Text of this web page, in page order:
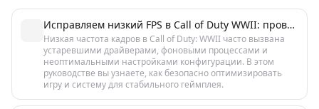
Исправляем низкий FPS в Call of Duty WWII: проверенные решения
Низкая частота кадров в Call of Duty: WWII часто вызвана
устаревшими драйверами, фоновыми процессами и
неоптимальными настройками конфигурации. В этом
руководстве вы узнаете, как безопасно оптимизировать
игру и систему для стабильного геймплея.